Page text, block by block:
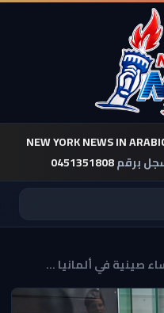
NEW YORK NEWS IN
برقم0451351808
صينية في ألمانيا ...